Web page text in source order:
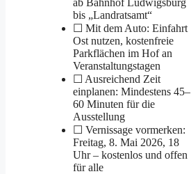
bis „Landratsamt“
☐ Mit dem Auto: Einfahrt
Ost nutzen, kostenfreie
Parkflächen im Hof an
Veranstaltungstagen
☐ Ausreichend Zeit
einplanen: Mindestens 45–
60 Minuten für die
Ausstellung
☐ Vernissage vormerken:
Freitag, 8. Mai 2026, 18
Uhr – kostenlos und offen
für alle